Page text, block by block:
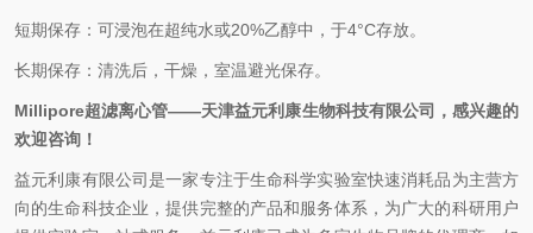
短期保存：可浸泡在超纯水或20%乙醇中，于4°C存放。
长期保存：清洗后，干燥，室温避光保存。
Millipore超滤离心管——天津益元利康生物科技有限公司，感兴趣的
欢迎咨询！
益元利康有限公司是一家专注于生命科学实验室快速消耗品为主营方
向的生命科技企业，提供完整的产品和服务体系，为广大的科研用户